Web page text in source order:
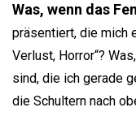
Was, wenn das
präsentiert, die mich
Verlust, Horror“?
sind, die ich gerade
die Schultern nach